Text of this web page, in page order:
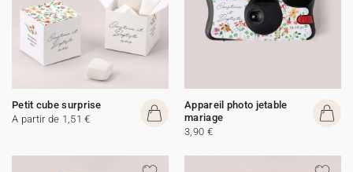
Petit cube surprise
A partir de 1,51 €
Appareil photo jetable
mariage
3,90 €